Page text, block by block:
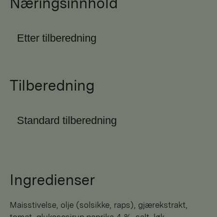
Etter tilberedning
Tilberedning
Standard tilberedning
Ingredienser
maisstivelse, olje (solsikke, raps), gjærekstrakt,